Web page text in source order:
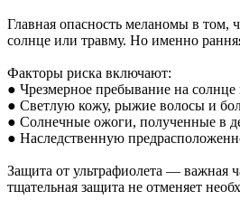
Главная опасность меланомы в том,
солнце или травму. Но именно
Факторы риска включают:
● Чрезмерное пребывание на солнце
● Светлую кожу, рыжие волосы и
● Солнечные ожоги, полученные в
● Наследственную
Защита от ультрафиолета — важная
тщательная защита не отменяет